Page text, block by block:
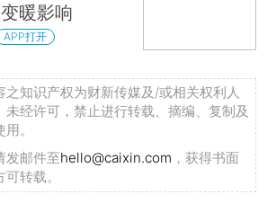
暖影响
APP打开
之知识产权为财新传媒及/或相关权利人
未经许可，禁止进行转载、摘编、复制及
。
发邮件至hello@caixin.com ，获得书面
转载。